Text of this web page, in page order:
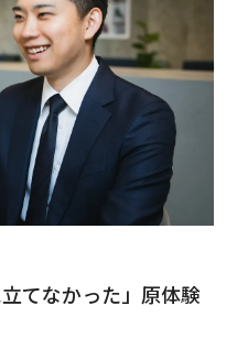
てなかった」原体験